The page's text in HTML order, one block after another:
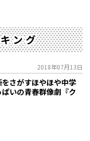
ング
2018年07月13日
さがすほやほや中学
いの青春群像劇『ク